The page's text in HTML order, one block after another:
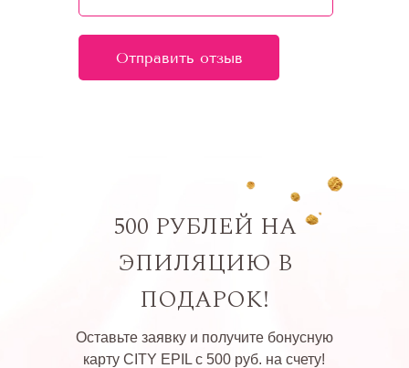
Отправить отзыв
500 РУБЛЕЙ НА
ЭПИЛЯЦИЮ В
ПОДАРОК!
Оставьте заявку и получите бонусную
карту CITY EPIL с 500 руб. на счету!